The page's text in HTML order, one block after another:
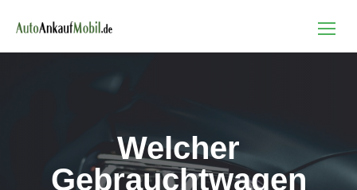
Welcher
Gebrauchtwagen